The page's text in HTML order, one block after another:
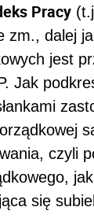
Pracy
zm., dalej
jest
Jak
czyli
się